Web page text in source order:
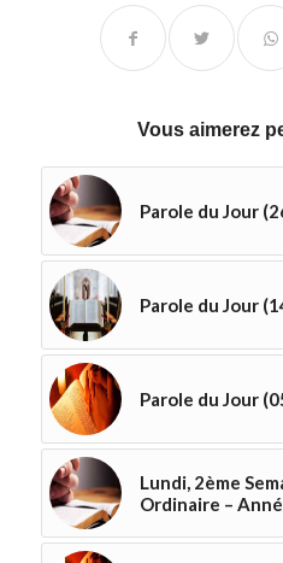
Vous aimerez
Parole du Jour
Parole du Jour
Parole du Jour
Lundi, 2ème
Ordinaire –